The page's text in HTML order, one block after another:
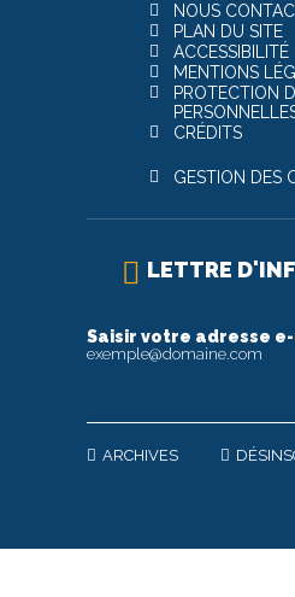
NOUS
PLAN DU SITE
ACCESSIBILITÉ
MENTIONS
PROTECTION
CRÉDITS
GESTION DES
LETTRE
Saisir votre adresse
exemple@domaine.com
ARCHIVES